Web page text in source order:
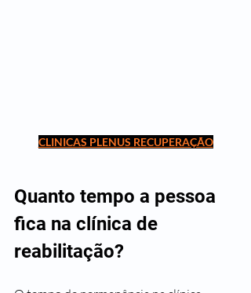
CLINICAS PLENUS RECUPERAÇÃO
Quanto tempo a pessoa
fica na clínica de
reabilitação?